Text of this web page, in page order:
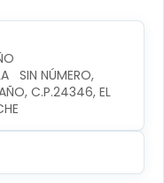
SIN NÚMERO,
C.P.24346, EL